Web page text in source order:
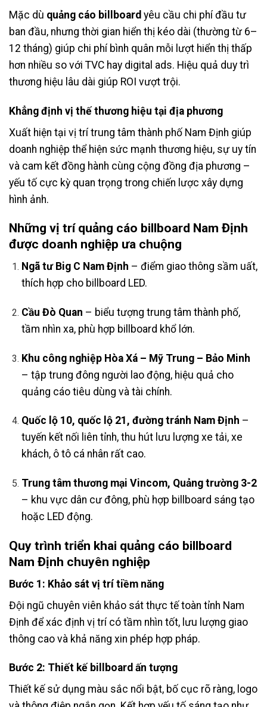
Mặc dù quảng cáo billboard yêu cầu chi phí đầu tư
ban đầu, nhưng thời gian hiển thị kéo dài (thường từ 6–
12 tháng) giúp chi phí bình quân mỗi lượt hiển thị thấp
hơn nhiều so với TVC hay digital ads. Hiệu quả duy trì
thương hiệu lâu dài giúp ROI vượt trội.
Khẳng định vị thế thương hiệu tại địa phương
Xuất hiện tại vị trí trung tâm thành phố Nam Định giúp
doanh nghiệp thể hiện sức mạnh thương hiệu, sự uy tín
và cam kết đồng hành cùng cộng đồng địa phương –
yếu tố cực kỳ quan trọng trong chiến lược xây dựng
hình ảnh.
Những vị trí quảng cáo billboard Nam Định
được doanh nghiệp ưa chuộng
Ngã tư Big C Nam Định – điểm giao thông sầm uất,
thích hợp cho billboard LED.
Cầu Đò Quan – biểu tượng trung tâm thành phố,
tầm nhìn xa, phù hợp billboard khổ lớn.
Khu công nghiệp Hòa Xá – Mỹ Trung – Bảo Minh
– tập trung đông người lao động, hiệu quả cho
quảng cáo tiêu dùng và tài chính.
Quốc lộ 10, quốc lộ 21, đường tránh Nam Định –
tuyến kết nối liên tỉnh, thu hút lưu lượng xe tải, xe
khách, ô tô cá nhân rất cao.
Trung tâm thương mại Vincom, Quảng trường 3-2
– khu vực dân cư đông, phù hợp billboard sáng tạo
hoặc LED động.
Quy trình triển khai quảng cáo billboard
Nam Định chuyên nghiệp
Bước 1: Khảo sát vị trí tiềm năng
Đội ngũ chuyên viên khảo sát thực tế toàn tỉnh Nam
Định để xác định vị trí có tầm nhìn tốt, lưu lượng giao
thông cao và khả năng xin phép hợp pháp.
Bước 2: Thiết kế billboard ấn tượng
Thiết kế sử dụng màu sắc nổi bật, bố cục rõ ràng, logo